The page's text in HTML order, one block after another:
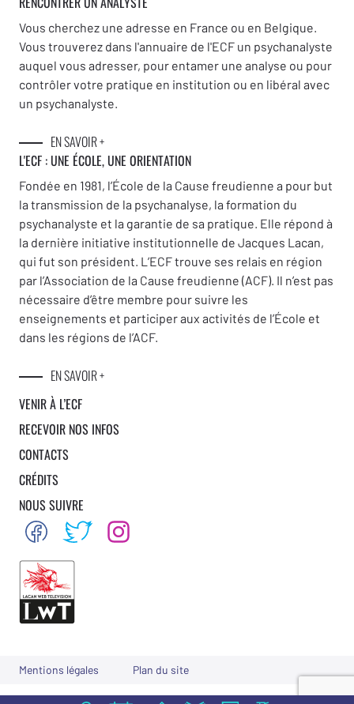
Vous cherchez une adresse en France ou en Belgique.
Vous trouverez dans l'annuaire de l'ECF un psychanalyste
auquel vous adresser, pour entamer une analyse ou pour
contrôler votre pratique en institution ou en libéral avec
un psychanalyste.
EN SAVOIR +
L'ECF : UNE ÉCOLE, UNE ORIENTATION
Fondée en 1981, l’École de la Cause freudienne a pour but
la transmission de la psychanalyse, la formation du
psychanalyste et la garantie de sa pratique. Elle répond à
la dernière initiative institutionnelle de Jacques Lacan,
qui fut son président. L’ECF trouve ses relais en région
par l’Association de la Cause freudienne (ACF). Il n’est pas
nécessaire d’être membre pour suivre les
enseignements et participer aux activités de l’École et
dans les régions de l’ACF.
EN SAVOIR +
VENIR À L’ECF
RECEVOIR NOS INFOS
CONTACTS
CRÉDITS
NOUS SUIVRE
Mentions légales Plan du site